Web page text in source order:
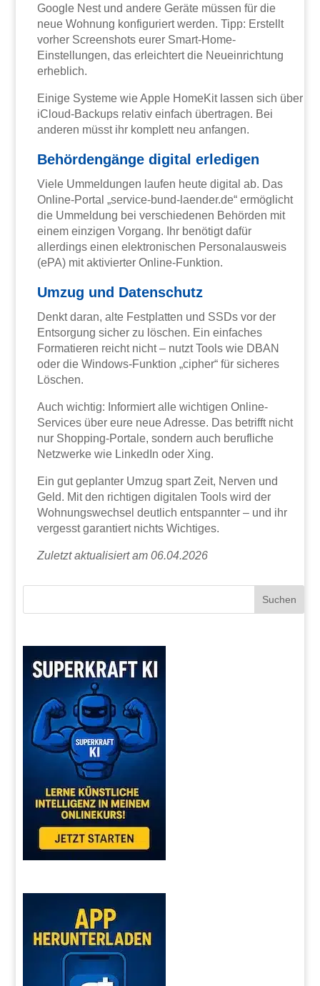
Google Nest und andere Geräte müssen für die
neue Wohnung konfiguriert werden. Tipp: Erstellt
vorher Screenshots eurer Smart-Home-
Einstellungen, das erleichtert die Neueinrichtung
erheblich.
Einige Systeme wie Apple HomeKit lassen sich über
iCloud-Backups relativ einfach übertragen. Bei
anderen müsst ihr komplett neu anfangen.
Behördengänge digital erledigen
Viele Ummeldungen laufen heute digital ab. Das
Online-Portal „service-bund-laender.de“ ermöglicht
die Ummeldung bei verschiedenen Behörden mit
einem einzigen Vorgang. Ihr benötigt dafür
allerdings einen elektronischen Personalausweis
(ePA) mit aktivierter Online-Funktion.
Umzug und Datenschutz
Denkt daran, alte Festplatten und SSDs vor der
Entsorgung sicher zu löschen. Ein einfaches
Formatieren reicht nicht – nutzt Tools wie DBAN
oder die Windows-Funktion „cipher“ für sicheres
Löschen.
Auch wichtig: Informiert alle wichtigen Online-
Services über eure neue Adresse. Das betrifft nicht
nur Shopping-Portale, sondern auch berufliche
Netzwerke wie LinkedIn oder Xing.
Ein gut geplanter Umzug spart Zeit, Nerven und
Geld. Mit den richtigen digitalen Tools wird der
Wohnungswechsel deutlich entspannter – und ihr
vergesst garantiert nichts Wichtiges.
Zuletzt aktualisiert am 06.04.2026